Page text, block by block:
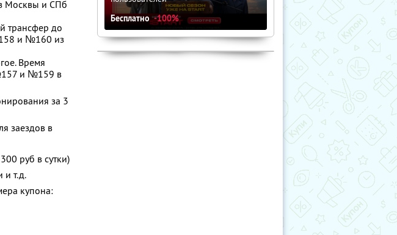
Москвы и СПб
трансфер до
и №160 из
Время
и №159 в
за 3
заездов в
руб в сутки)
и т.д.
купона:
Бесплатно -100%